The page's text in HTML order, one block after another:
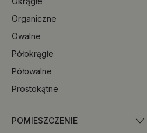
Organiczne
Owalne
Półokrągłe
Półowalne
Prostokątne
POMIESZCZENIE